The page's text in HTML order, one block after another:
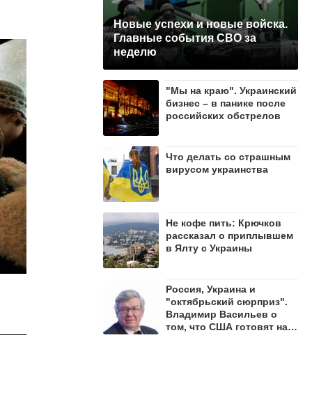
Новые успехи и новые войска.
Главные события СВО за
неделю
"Мы на краю". Украинский
бизнес – в панике после
российских обстрелов
Что делать со страшным
вирусом украинства
Не кофе пить: Крючков
рассказал о приплывшем
в Ялту с Украины
Россия, Украина и
"октябрьский сюрприз".
Владимир Васильев о
том, что США готовят на